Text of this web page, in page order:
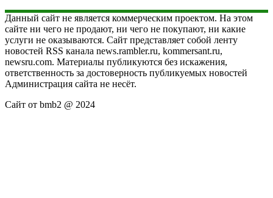
Данный сайт не является коммерческим проектом. На этом
сайте ни чего не продают, ни чего не покупают, ни какие
услуги не оказываются. Сайт представляет собой ленту
новостей RSS канала news.rambler.ru, kommersant.ru,
newsru.com. Материалы публикуются без искажения,
ответственность за достоверность публикуемых новостей
Администрация сайта не несёт.
Сайт от bmb2 @ 2024